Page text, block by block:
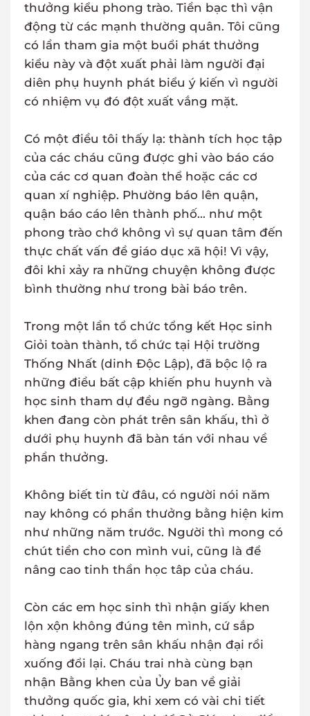
thưởng kiểu phong trào. Tiền bạc thì vận
động từ các mạnh thường quân. Tôi cũng
có lần tham gia một buổi phát thưởng
kiểu này và đột xuất phải làm người đại
diên phụ huynh phát biểu ý kiến vì người
có nhiệm vụ đó đột xuất vắng mặt.
Có một điều tôi thấy lạ: thành tích học tập
của các cháu cũng được ghi vào báo cáo
của các cơ quan đoàn thể hoặc các cơ
quan xí nghiệp. Phường báo lên quận,
quận báo cáo lên thành phố... như một
phong trào chớ không vì sự quan tâm đến
thực chất vấn đề giáo dục xã hội! Vì vậy,
đôi khi xảy ra những chuyện không được
bình thường như trong bài báo trên.
Trong một lần tổ chức tổng kết Học sinh
Giỏi toàn thành, tổ chức tại Hội trường
Thống Nhất (dinh Độc Lập), đã bộc lộ ra
những điều bất cập khiến phu huynh và
học sinh tham dự đều ngỡ ngàng. Bằng
khen đang còn phát trên sân khấu, thì ở
dưới phụ huynh đã bàn tán với nhau về
phần thưởng.
Không biết tin từ đâu, có người nói năm
nay không có phần thưởng bằng hiện kim
như những năm trước. Người thì mong có
chút tiền cho con mình vui, cũng là để
nâng cao tinh thần học tâp của cháu.
Còn các em học sinh thì nhận giấy khen
lộn xộn không đúng tên mình, cứ sắp
hàng ngang trên sân khấu nhận đại rồi
xuống đổi lại. Cháu trai nhà cùng bạn
nhận Bằng khen của Ủy ban về giải
thưởng quốc gia, khi xem có vài chi tiết